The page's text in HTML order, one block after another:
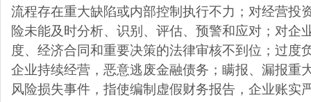
流程存在重大缺陷或内部控制执行不力；对经营投
险未能及时分析、识别、评估、预警和应对；对企
度、经济合同和重要决策的法律审核不到位；过度
企业持续经营，恶意逃废金融债务；瞒报、漏报重
风险损失事件，指使编制虚假财务报告，企业账实